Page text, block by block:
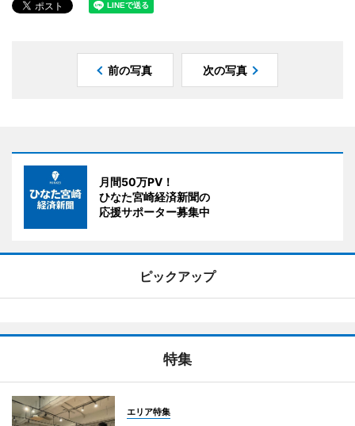
前の写真 次の写真
月間50万PV！
ひなた宮崎経済新聞の
応援サポーター募集中
ピックアップ
特集
エリア特集